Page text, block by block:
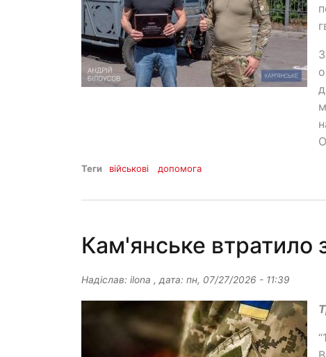
Теги військові допомога
Кам'янське втратило
Надіслав: ilona , дата: пн, 07/27/2026 - 11:39